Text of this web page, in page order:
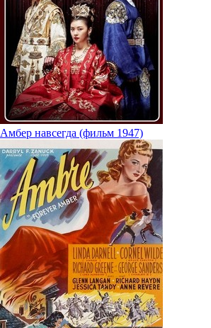
Амбер навсегда (фильм 1947)